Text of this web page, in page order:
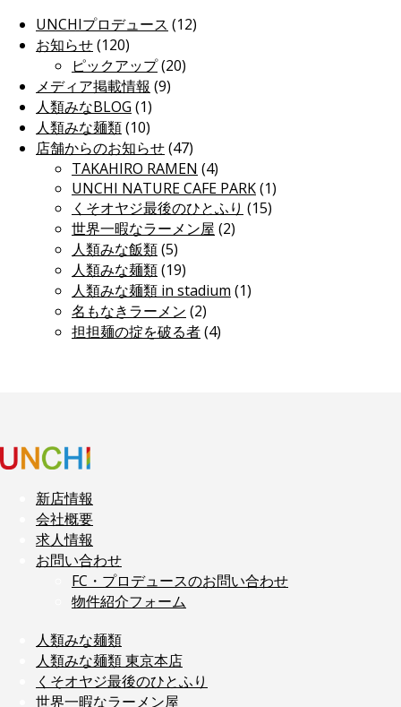
UNCHIプロデュース (12)
お知らせ(120)
ピックアップ(20)
メディア掲載情報 (9)
人類みなBLOG (1)
人類みな麺類(10)
店舗からのお知らせ(47)
TAKAHIRO RAMEN (4)
UNCHI NATURE CAFE PARK(1)
くそオヤジ最後のひとふり (15)
世界一暇なラーメン屋 (2)
人類みな飯類(5)
人類みな麺類(19)
人類みな麺類 in stadium (1)
名もなきラーメン (2)
担担麺の掟を破る者(4)
新店情報
会社概要
求人情報
お問い合わせ
FC・プロデュースのお問い合わせ
物件紹介フォーム
人類みな麺類
人類みな麺類 東京本店
くそオヤジ最後のひとふり
世界一暇なラーメン屋